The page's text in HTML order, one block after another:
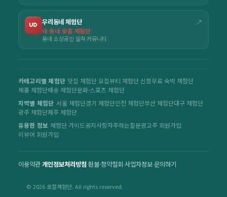
UD 우리동네 체험단 ↗
내 동네 맞춤 체험단
동네 소상공인 밀착 커뮤니티
카테고리별 체험단 맛집 체험단 모집뷰티 체험단 신청무료 숙박 체험단
제품 체험단배송 체험단문화·스포츠 체험단
지역별 체험단 서울 체험단경기 체험단인천 체험단부산 체험단대구 체험단
광주 체험단제주 체험단
유용한 정보 체험단 가이드공지사항자주하는질문광고주 회원가입
리뷰어 회원가입
이용약관·개인정보처리방침·환불·청약철회·사업자정보·문의하기
© 2026 로컬체험단. All rights reserved.